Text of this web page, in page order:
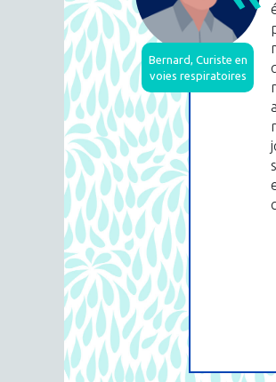
Bernard, Curiste en
voies respiratoires